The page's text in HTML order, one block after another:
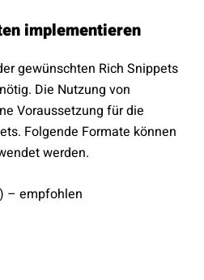
implementieren
gewünschten Rich Snippets
nötig. Die Nutzung von
Voraussetzung für die
Folgende Formate können
werden.
– empfohlen